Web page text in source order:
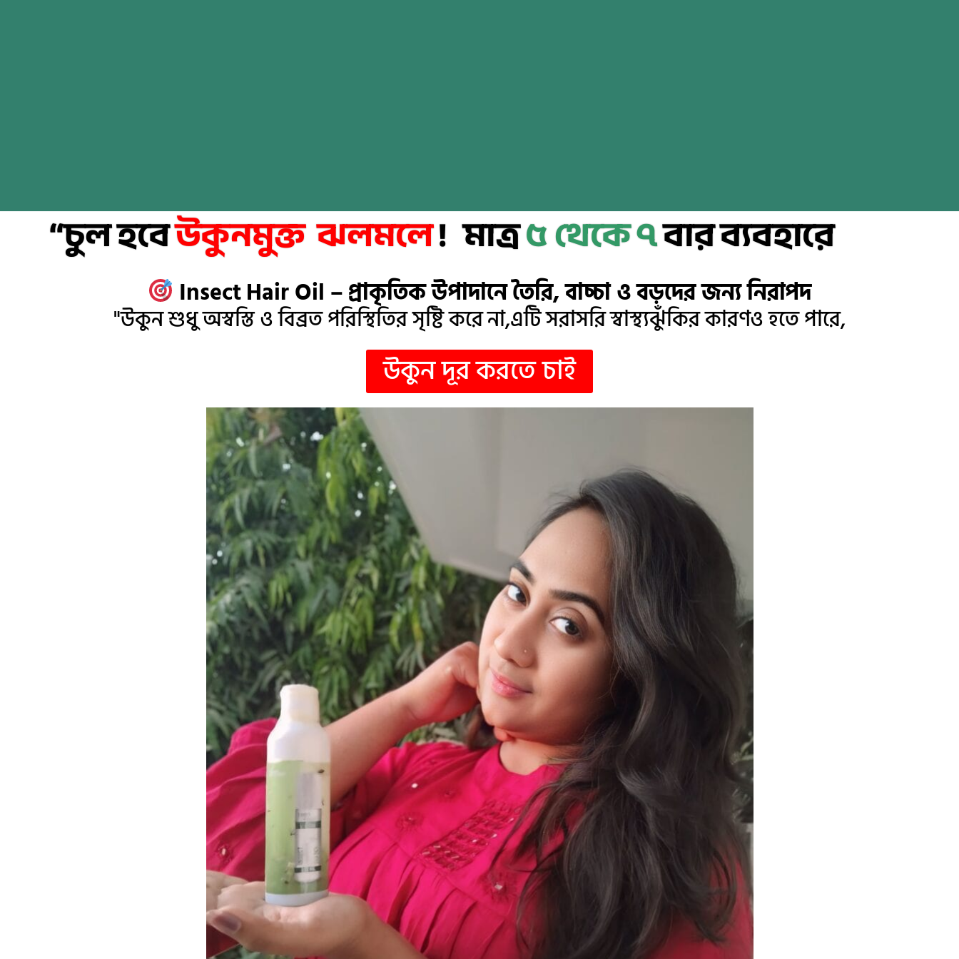
“চুল হবেউকুনমুক্ত ঝলমলে!মাত্র৫ থেকে ৭বার ব্যবহারে
Insect Hair Oil – প্রাকৃতিক উপাদানে তৈরি, বাচ্চা ও বড়দের জন্য নিরাপদ
"উকুন শুধু অস্বস্তি ও বিব্রত পরিস্থিতির সৃষ্টি করে না,এটি সরাসরি স্বাস্থ্যঝুঁকির কারণও হতে পারে,
উকুন দূর করতে চাই